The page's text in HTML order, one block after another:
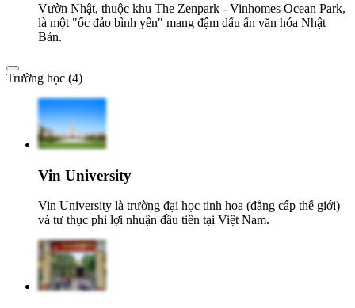
Vườn Nhật, thuộc khu The Zenpark - Vinhomes Ocean Park,
là một "ốc đảo bình yên" mang đậm dấu ấn văn hóa Nhật
Bản.
Trường học (4)
Vin University
Vin University là trường đại học tinh hoa (đẳng cấp thế giới)
và tư thục phi lợi nhuận đầu tiên tại Việt Nam.